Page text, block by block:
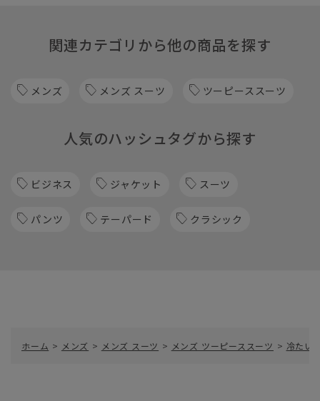
関連カテゴリから他の商品を探す
メンズ メンズ スーツ ツーピーススーツ
人気のハッシュタグから探す
ビジネス ジャケット スーツ
パンツ テーパード クラシック
ホーム > メンズ > メンズ スーツ > メンズ ツーピーススーツ > 冷たい